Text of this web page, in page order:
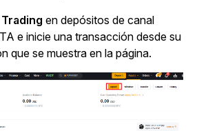
en depósitos de canal
e inicie una transacción desde su
que se muestra en la página.